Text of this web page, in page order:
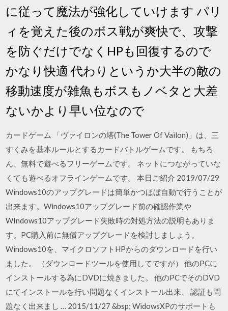
に従って魔法が強化していけます パリ
ィを覚えた後のボス戦が爽快で、攻撃
を防ぐだけでなくHPも回復するので
かなり快適 代わりというか大半の敵の
移動速度が雑魚もボスもノベタと大差
ないかより早い位なので
カードゲーム 「ヴァイロンの塔(The Tower Of Vailon)」は、三
すくみを基本ルールとするカードバトルゲームです。 もちろ
ん、無料で遊べるフリーゲームです。 ネットにつながっていな
くても遊べるオフラインゲームです。 本日ご紹介 2019/07/29
Windows10のアップグレードは簡単かつほぼ自動で行うことが
出来ます。Windows10アップグレード前の確認作業や
WIndows10アップグレード失敗時の対処方法の説明もありま
す。PC購入前に無償アップグレードを検討しましょう。
Windows10を、マイクロソフトHPからのダウンロードを行い
ました。 （ダウンロードツールを使用してですが） 他のPCに
インストールする為にDVDに焼きました。 他のPCでそのDVD
にてインストールを行い問題なくインストール出来、 認証も問
題なく出来まし … 2015/11/27 &bsp; WidowsXPのサポートも